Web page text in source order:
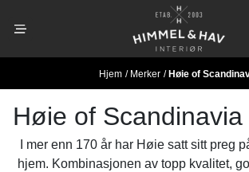
Hjem / Merker / Høie of
Høie of Scandinavia
I mer enn 170 år har Høie satt sitt preg
hjem. Kombinasjonen av topp kvalitet,